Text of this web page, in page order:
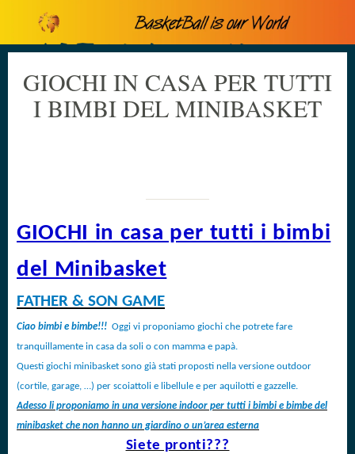
GIOCHI IN CASA PER TUTTI
I BIMBI DEL MINIBASKET
GIOCHI in casa per tutti i bimbi
del Minibasket
FATHER & SON GAME
Ciao bimbi e bimbe!!! Oggi vi proponiamo giochi che potrete fare
tranquillamente in casa da soli o con mamma e papà.
Questi giochi minibasket sono già stati proposti nella versione outdoor
(cortile, garage, …) per scoiattoli e libellule e per aquilotti e gazzelle.
Adesso li proponiamo in una versione indoor per tutti i bimbi e bimbe del
minibasket che non hanno un giardino o un’area esterna
Siete pronti???